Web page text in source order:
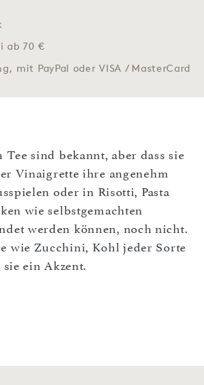
ab 70 €
mit PayPal oder VISA / MasterCard
sind bekannt, aber dass sie
Vinaigrette ihre angenehm
oder in Risotti, Pasta
wie selbstgemachten
werden können, noch nicht.
wie Zucchini, Kohl jeder Sorte
ein Akzent.